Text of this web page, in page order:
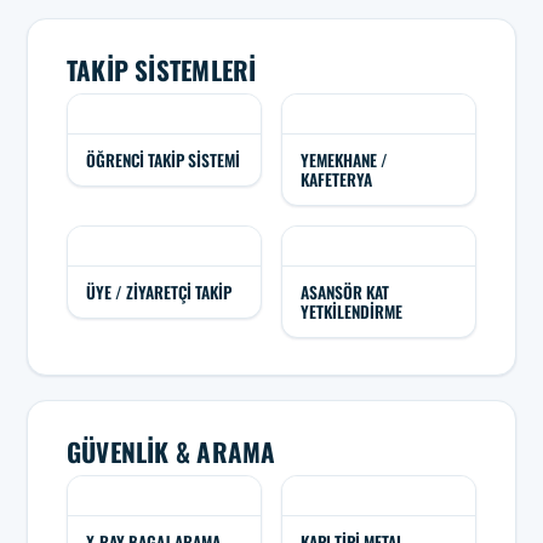
TAKIP SISTEMLERI
ÖĞRENCI TAKIP SISTEMI
YEMEKHANE /
KAFETERYA
ÜYE / ZIYARETÇI TAKIP
ASANSÖR KAT
YETKILENDIRME
GÜVENLIK & ARAMA